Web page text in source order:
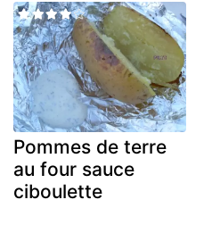
Pommes de terre
au four sauce
ciboulette